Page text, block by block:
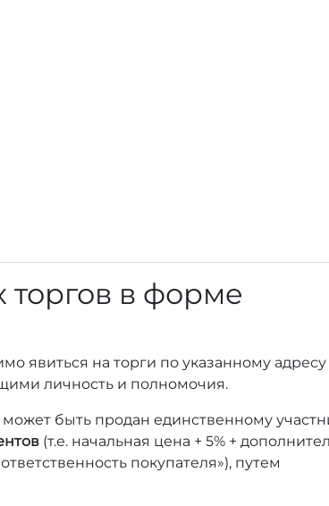
в форме
явиться на торги по указанному адресу
личность и полномочия.
быть продан единственному
(т.е. начальная цена + 5% +
покупателя»), путем